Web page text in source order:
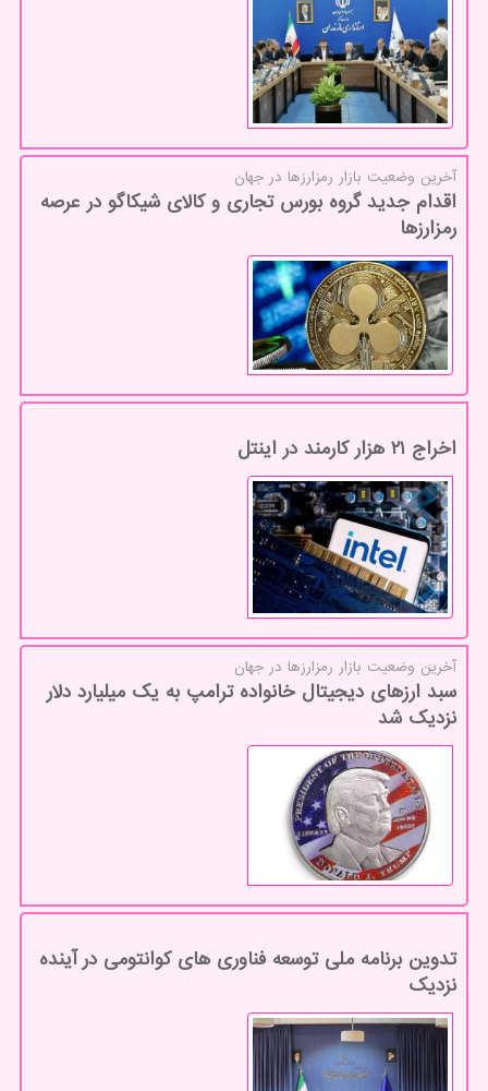
آخرین وضعیت بازار رمزارزها در جهان
اقدام جدید گروه بورس تجاری و کالای شیکاگو در عرصه
رمزارزها
اخراج ۲۱ هزار کارمند در اینتل
آخرین وضعیت بازار رمزارزها در جهان
سبد ارزهای دیجیتال خانواده ترامپ به یک میلیارد دلار
نزدیک شد
تدوین برنامه ملی توسعه فناوری ­های کوانتومی در آینده
نزدیک